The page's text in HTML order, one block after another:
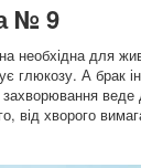
№ 9
для
глюкозу. А брак
веде
від хворого